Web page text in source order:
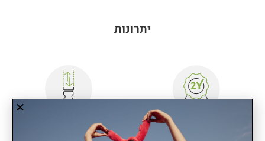
יתרונות
שנתיים אחריות רצועה מתכווננת